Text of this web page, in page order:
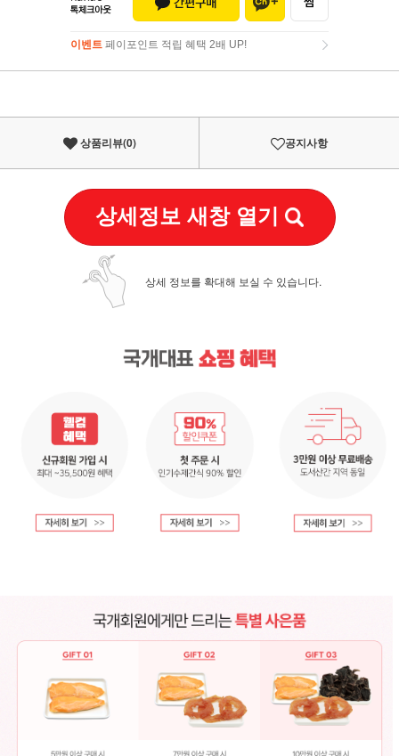
이벤트 페이포인트 적립 혜택 2배 UP!
이벤트페이포인트 적립 혜택 2배 UP!
상품리뷰(0) 공지사항
상세정보 새창 열기
상세 정보를 확대해 보실 수 있습니다.